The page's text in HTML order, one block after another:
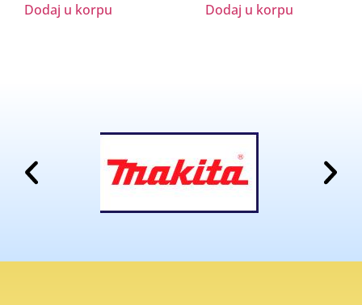
Dodaj u korpu Dodaj u korpu